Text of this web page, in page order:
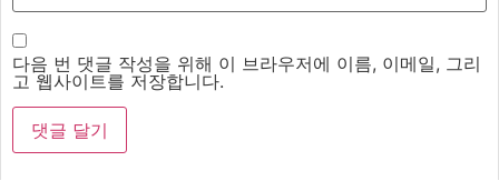
다음 번 댓글 작성을 위해 이 브라우저에 이름, 이메일, 그리
고 웹사이트를 저장합니다.